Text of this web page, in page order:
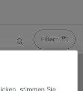
Filtern